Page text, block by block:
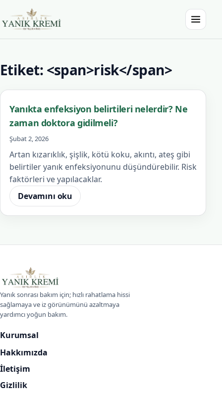
Asırlık Yanık Kremi
Menüyü
Etiket: <span>risk</span>
Yanıkta enfeksiyon belirtileri nelerdir? Ne
zaman doktora gidilmeli?
Şubat 2, 2026
Artan kızarıklık, şişlik, kötü koku, akıntı, ateş gibi
belirtiler yanık enfeksiyonunu düşündürebilir. Risk
faktörleri ve yapılacaklar.
Devamını oku
Asırlık Yanık Kremi
Yanık sonrası bakım için; hızlı rahatlama hissi
sağlamaya ve iz görünümünü azaltmaya
yardımcı yoğun bakım.
Kurumsal
Hakkımızda
İletişim
Gizlilik